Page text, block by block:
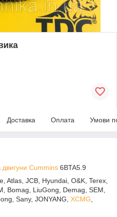
Доставка Оплата Умови
двигуни Cummins 6BTA5.9
Atlas, JCB, Hyundai, O&K, Terex,
Bomag, LiuGong, Demag, SEM,
Sany, JONYANG, XCMG